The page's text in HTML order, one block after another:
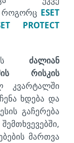
როგორც ESET
PROTECT
ძალიან
რისკის
კვარტალში
ხდება და
გაჩერება
მართვა